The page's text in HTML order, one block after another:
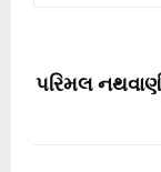
પરિમલ